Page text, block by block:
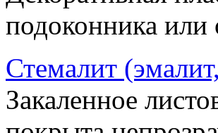
подоконника или
Стемалит
Закаленное